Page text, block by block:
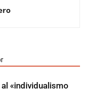
«individualismo